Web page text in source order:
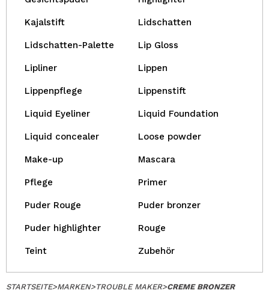
Kajalstift Lidschatten
Lidschatten-Palette Lip Gloss
Lipliner Lippen
Lippenpflege Lippenstift
Liquid Eyeliner Liquid Foundation
Liquid concealer Loose powder
Make-up Mascara
Pflege Primer
Puder Rouge Puder bronzer
Puder highlighter Rouge
Teint Zubehör
STARTSEITE>MARKEN>TROUBLE MAKER>CREME BRONZER